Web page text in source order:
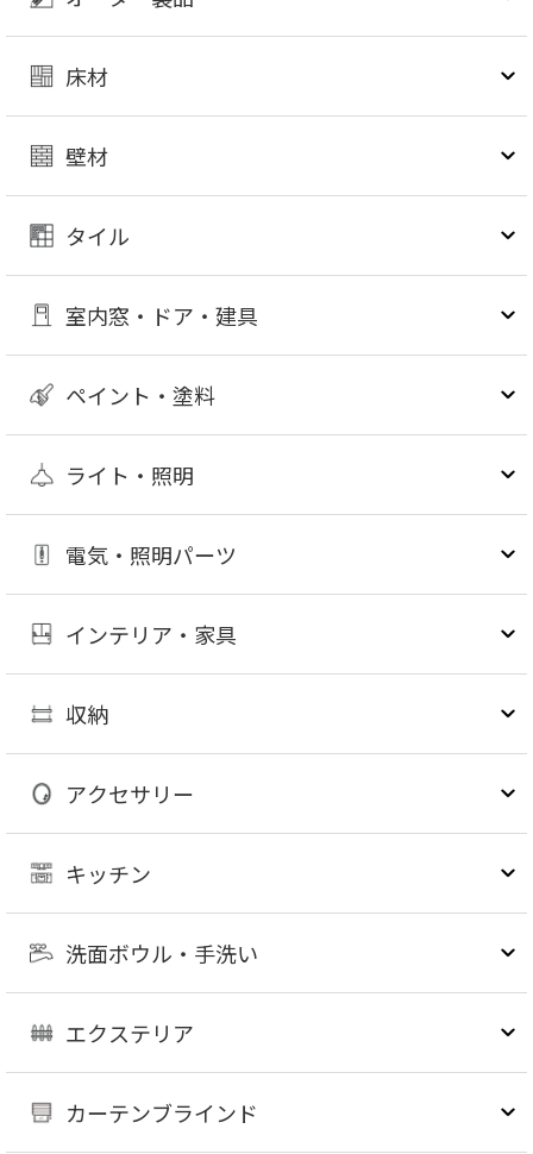
床材
壁材
タイル
室内窓・ドア・建具
ペイント・塗料
ライト・照明
電気・照明パーツ
インテリア・家具
収納
アクセサリー
キッチン
洗面ボウル・手洗い
エクステリア
カーテンブラインド